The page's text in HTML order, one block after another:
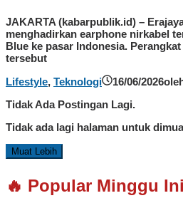
JAKARTA (kabarpublik.id) –
menghadirkan earphone nirkabel
Blue ke pasar Indonesia.
tersebut
Lifestyle, Teknologi 16/06/2026
Tidak Ada Postingan Lagi.
Tidak ada lagi halaman untuk
Muat Lebih
🔥 Popular Minggu Ini